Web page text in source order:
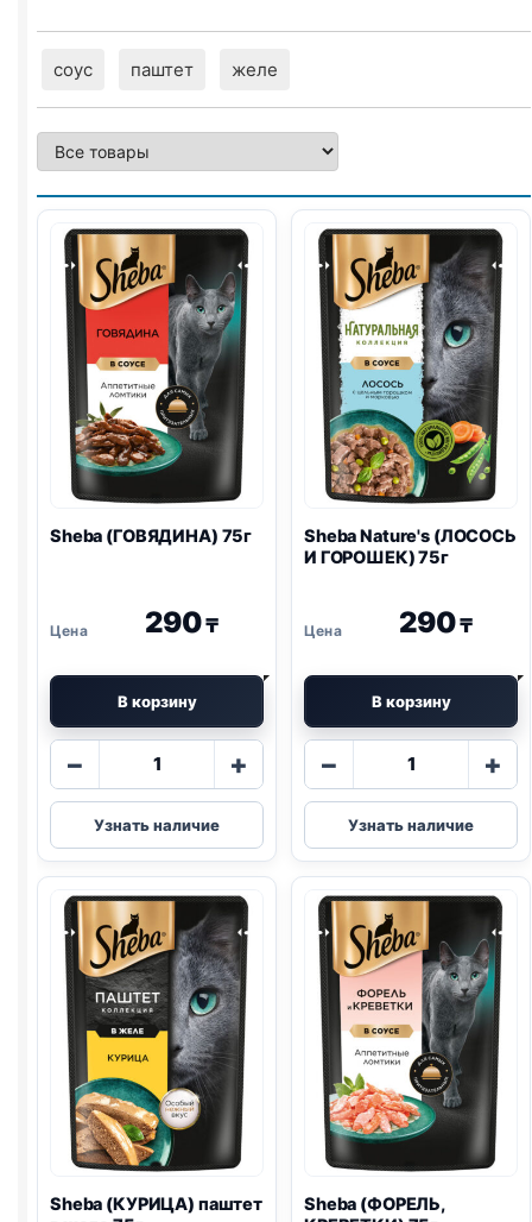
соус паштет желе
Sheba (ГОВЯДИНА) 75г
290₸
В корзину
−
Количество
Sheba
(ГОВЯДИНА)
75г
+
Узнать наличие
Sheba Nature's (ЛОСОСЬ
И ГОРОШЕК) 75г
290₸
В корзину
−
Количество
Sheba
Nature's
(ЛОСОСЬ
И
ГОРОШЕК)
75г
+
Узнать наличие
Sheba (КУРИЦА) паштет
Sheba (ФОРЕЛЬ,